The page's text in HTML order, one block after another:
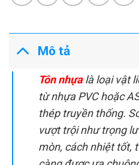
Mô tả
Tôn nhựalà loại vật
từ nhựa PVC hoặc
thép truyền thống.
vượt trội như trọng
mòn, cách nhiệt tốt,